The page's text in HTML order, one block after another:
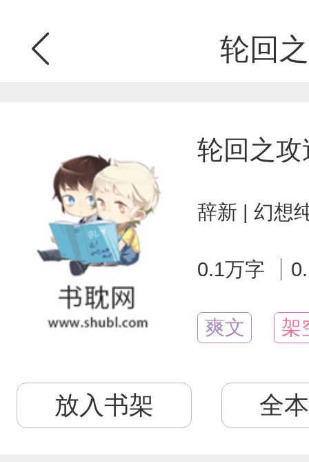
轮回
轮回之攻
辞新 | 幻想
0.1万字
爽文 架
放入书架 全